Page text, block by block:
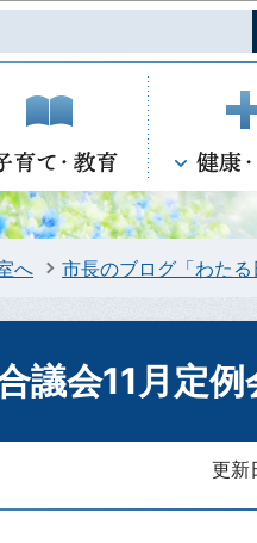
このページの本
へ 市長のブログ「わたる
議会11月定例
更新